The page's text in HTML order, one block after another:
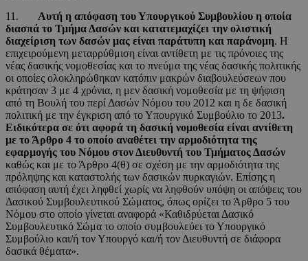
11. Αυτή η απόφαση του Υπουργικού Συμβουλίου η οποία
διασπά το Τμήμα Δασών και κατατεμαχίζει την ολιστική
διαχείριση των δασών μας είναι παράτυπη και παράνομη. Η
επιχειρούμενη μεταρρύθμιση είναι αντίθετη με τις πρόνοιες της
νέας δασικής νομοθεσίας και το πνεύμα της νέας δασικής πολιτικής
οι οποίες ολοκληρώθηκαν κατόπιν μακρών διαβουλεύσεων που
κράτησαν 3 με 4 χρόνια, η μεν δασική νομοθεσία με τη ψήφιση
από τη Βουλή του περί Δασών Νόμου του 2012 και η δε δασική
πολιτική με την έγκριση από το Υπουργικό Συμβούλιο το 2013.
Ειδικότερα σε ότι αφορά τη δασική νομοθεσία είναι αντίθετη
με το Άρθρο 4 το οποίο αναθέτει την αρμοδιότητα της
εφαρμογής του Νόμου στον Διευθυντή του Τμήματος Δασών
καθώς και με το Άρθρο 4(θ) σε σχέση με την αρμοδιότητα της
πρόληψης και καταστολής των δασικών πυρκαγιών. Επίσης η
απόφαση αυτή έχει ληφθεί χωρίς να ληφθούν υπόψη οι απόψεις του
Δασικού Συμβουλευτικού Σώματος, όπως ορίζει το Άρθρο 5 του
Νόμου στο οποίο γίνεται αναφορά «Καθιδρύεται Δασικό
Συμβουλευτικό Σώμα το οποίο συμβουλεύει το Υπουργικό
Συμβούλιο και/ή τον Υπουργό και/ή τον Διευθυντή σε διάφορα
δασικά θέματα».